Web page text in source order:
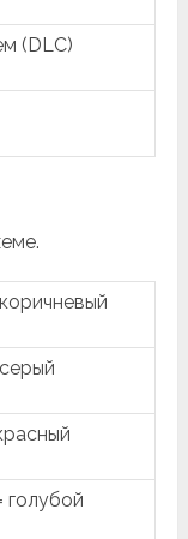
(DLC)
голубой